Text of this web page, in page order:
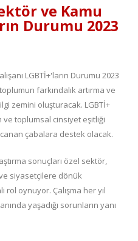
ve Kamu
Durumu 2023
LGBTİ+'ların Durumu 2023
farkındalık artırma ve
zemini oluşturacak. LGBTİ+
ve toplumsal cinsiyet eşitliği
çabalara destek olacak.
sonuçları özel sektör,
siyasetçilere dönük
oynuyor. Çalışma her yıl
yaşadığı sorunların yanı